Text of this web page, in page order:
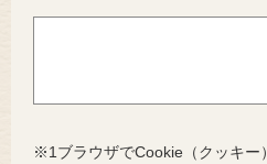
※1ブラウザでCookie（クッキー